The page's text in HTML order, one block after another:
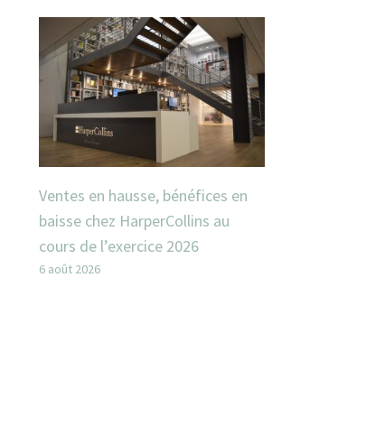
Ventes en hausse, bénéfices en
baisse chez HarperCollins au
cours de l’exercice 2026
6 août 2026